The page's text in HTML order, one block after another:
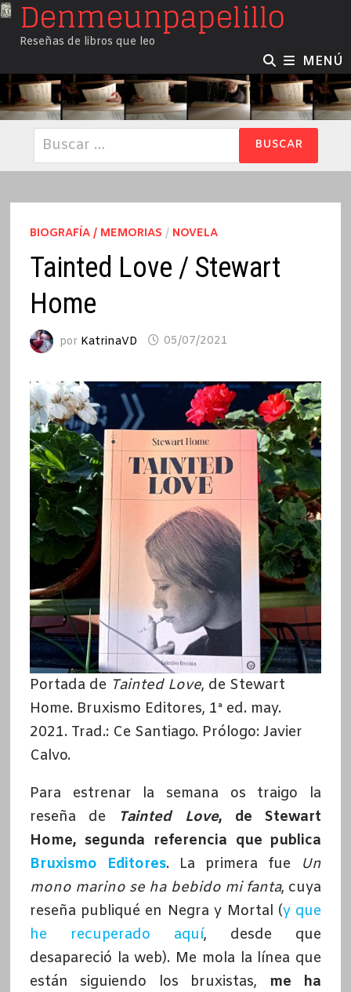
SaltarDenmeunpapelillo
Reseñas de libros que leo
MENÚ
Buscar:
BIOGRAFÍA / MEMORIAS / NOVELA
Tainted Love / Stewart
Home
por KatrinaVD 05/07/2021
Portada de Tainted Love, de Stewart
Home. Bruxismo Editores, 1ª ed. may.
2021. Trad.: Ce Santiago. Prólogo: Javier
Calvo.
Para estrenar la semana os traigo la
reseña de
Tainted Love, de Stewart
Home, segunda referencia que publica
Bruxismo Editores. La primera fue
Un
mono marino se ha bebido mi fanta, cuya
reseña publiqué en Negra y Mortal (y que
he recuperado aquí, desde que
desapareció la web). Me mola la línea que
están siguiendo los bruxistas, me ha